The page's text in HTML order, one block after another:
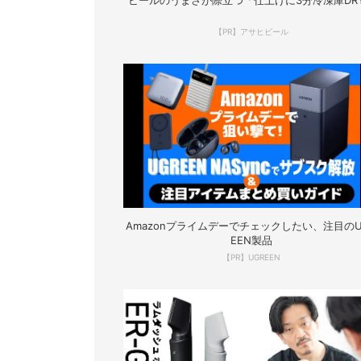
【PR】アサヒビール
Amazonプライムデーでチェックしたい、注目の
EEN製品
【PR】UGREEN